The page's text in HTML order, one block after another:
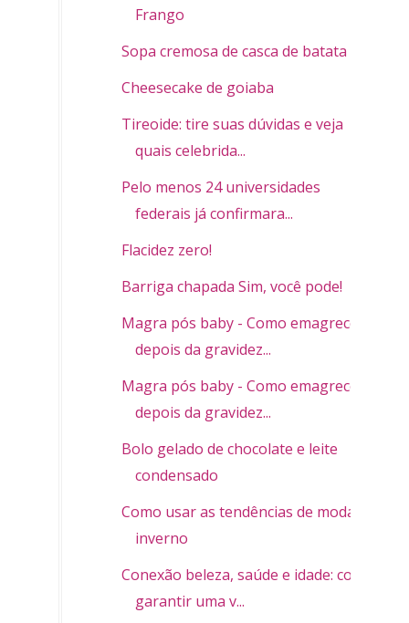
Frango
Sopa cremosa de casca de batata
Cheesecake de goiaba
Tireoide: tire suas dúvidas e veja
quais celebrida...
Pelo menos 24 universidades
federais já confirmara...
Flacidez zero!
Barriga chapada Sim, você pode!
Magra pós baby - Como emagrecer
depois da gravidez...
Magra pós baby - Como emagrecer
depois da gravidez...
Bolo gelado de chocolate e leite
condensado
Como usar as tendências de moda
inverno
Conexão beleza, saúde e idade: como
garantir uma v...